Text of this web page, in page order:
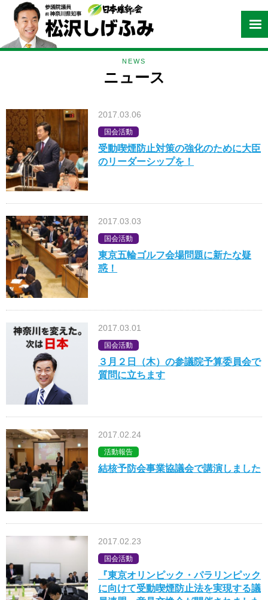
NEWS
ニュース
2017.03.06
国会活動
受動喫煙防止対策の強化のために大臣
のリーダーシップを！
2017.03.03
国会活動
東京五輪ゴルフ会場問題に新たな疑
惑！
2017.03.01
国会活動
３月２日（木）の参議院予算委員会で
質問に立ちます
2017.02.24
活動報告
結核予防会事業協議会で講演しました
2017.02.23
国会活動
『東京オリンピック・パラリンピック
に向けて受動喫煙防止法を実現する議